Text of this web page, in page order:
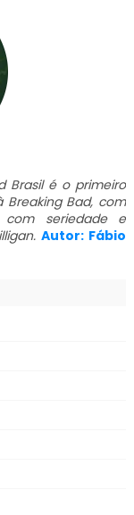
Brasil é o primeiro
Breaking Bad, com
com seriedade e
Autor: Fábio